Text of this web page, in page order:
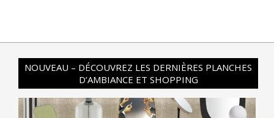
NOUVEAU – DÉCOUVREZ LES DERNIÈRES PLANCHES
D’AMBIANCE ET SHOPPING